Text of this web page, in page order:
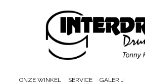
ONZE WINKEL SERVICE GALERIJ